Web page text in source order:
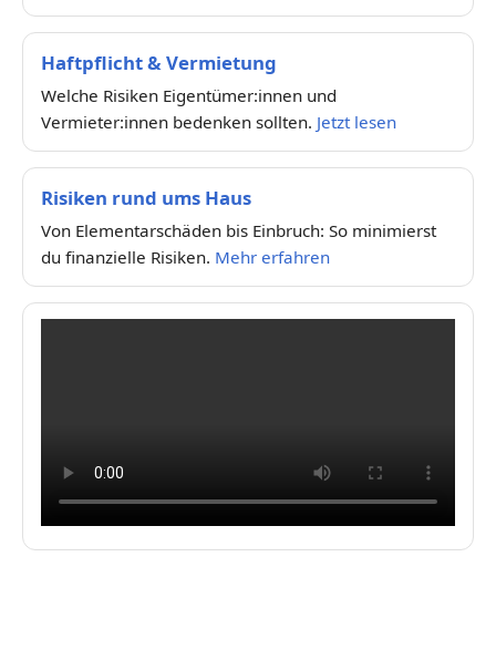
Haftpflicht & Vermietung
Welche Risiken Eigentümer:innen und
Vermieter:innen bedenken sollten. Jetzt lesen
Risiken rund ums Haus
Von Elementarschäden bis Einbruch: So minimierst
du finanzielle Risiken. Mehr erfahren